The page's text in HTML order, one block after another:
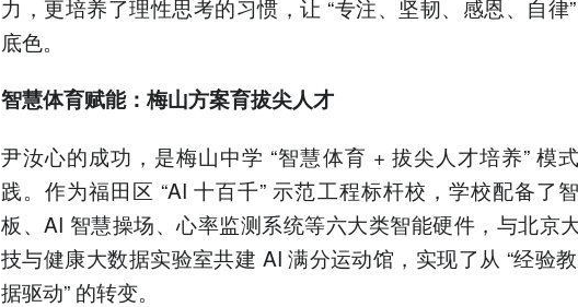
力，更培养了理性思考的习惯，让 “专注、坚韧、感恩、自律
底色。
智慧体育赋能：梅山方案育拔尖人才
尹汝心的成功，是梅山中学 “智慧体育 + 拔尖人才培养” 模
践。作为福田区 “AI 十百千” 示范工程标杆校，学校配备了
板、AI 智慧操场、心率监测系统等六大类智能硬件，与北京
技与健康大数据实验室共建 AI 满分运动馆，实现了从 “经验教
据驱动” 的转变。